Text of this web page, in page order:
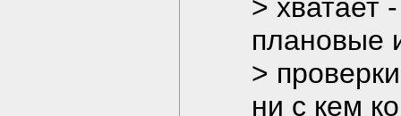
> хватает
плановые
>
ни с кем